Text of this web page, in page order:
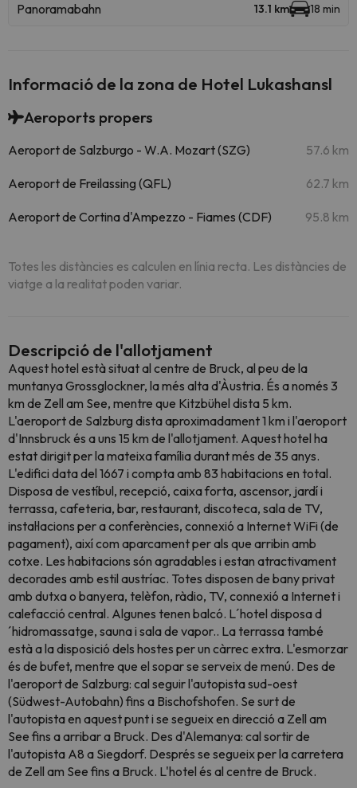
Panoramabahn 13.1 km 18 min
Informació de la zona de Hotel Lukashansl
Aeroports propers
Aeroport de Salzburgo - W.A. Mozart (SZG) 57.6 km
Aeroport de Freilassing (QFL) 62.7 km
Aeroport de Cortina d'Ampezzo - Fiames (CDF) 95.8 km
Totes les distàncies es calculen en línia recta. Les distàncies de
viatge a la realitat poden variar.
Descripció de l'allotjament
Aquest hotel està situat al centre de Bruck, al peu de la
muntanya Grossglockner, la més alta d'Àustria. És a només 3
km de Zell am See, mentre que Kitzbühel dista 5 km.
L'aeroport de Salzburg dista aproximadament 1 km i l'aeroport
d'Innsbruck és a uns 15 km de l'allotjament. Aquest hotel ha
estat dirigit per la mateixa família durant més de 35 anys.
L'edifici data del 1667 i compta amb 83 habitacions en total.
Disposa de vestíbul, recepció, caixa forta, ascensor, jardí i
terrassa, cafeteria, bar, restaurant, discoteca, sala de TV,
instal·lacions per a conferències, connexió a Internet WiFi (de
pagament), així com aparcament per als que arribin amb
cotxe. Les habitacions són agradables i estan atractivament
decorades amb estil austríac. Totes disposen de bany privat
amb dutxa o banyera, telèfon, ràdio, TV, connexió a Internet i
calefacció central. Algunes tenen balcó. L´hotel disposa d
´hidromassatge, sauna i sala de vapor.. La terrassa també
està a la disposició dels hostes per un càrrec extra. L'esmorzar
és de bufet, mentre que el sopar se serveix de menú. Des de
l'aeroport de Salzburg: cal seguir l'autopista sud-oest
(Südwest-Autobahn) fins a Bischofshofen. Se surt de
l'autopista en aquest punt i se segueix en direcció a Zell am
See fins a arribar a Bruck. Des d'Alemanya: cal sortir de
l'autopista A8 a Siegdorf. Després se segueix per la carretera
de Zell am See fins a Bruck. L'hotel és al centre de Bruck.